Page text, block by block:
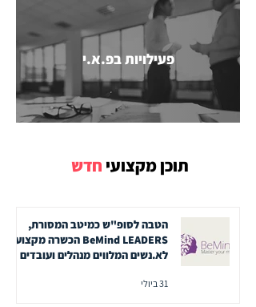
פעילויות בפ.א.י
תוכן מקצועיחדש
הטבה לסופ"ש כמיטב המסורת,
BeMind LEADERS הכשרה מקצועית
לא.נשים המלווים מנהלים ועובדים
31 ביולי